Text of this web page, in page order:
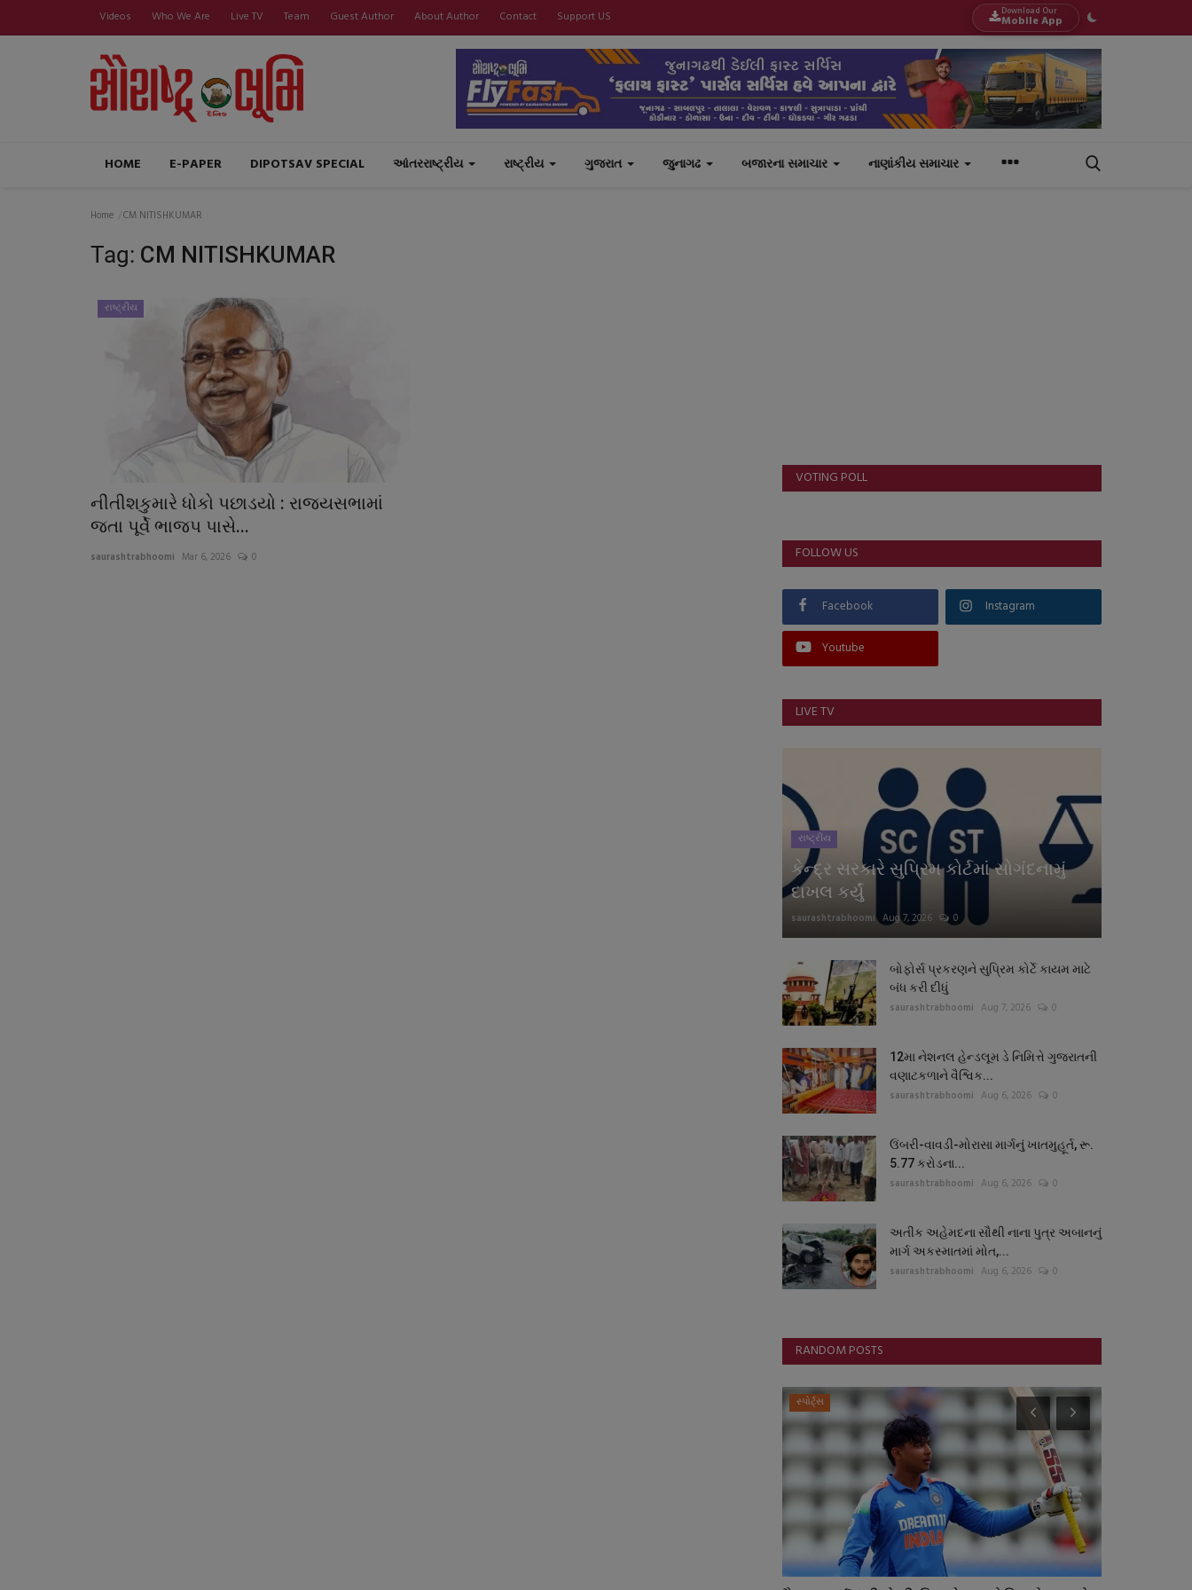
Videos Who We Are Live TV Team Guest Author About Author Contact Support US Download Our
Mobile App
HOME E-PAPER DIPOTSAV SPECIAL આંતરરાષ્ટ્રીય રાષ્ટ્રીય ગુજરાત જુનાગઢ બજારના સમાચાર નાણાંકીય સમાચાર
Home CM NITISHKUMAR
Tag: CM NITISHKUMAR
રાષ્ટ્રીય
નીતીશકુમારે ધોકો પછાડયો : રાજયસભામાં
જતા પૂર્વે ભાજપ પાસે...
saurashtrabhoomi Mar 6, 2026 0
VOTING POLL
FOLLOW US
Facebook Instagram
Youtube
LIVE TV
રાષ્ટ્રીય
કેન્દ્ર સરકારે સુપ્રિમ કોર્ટમાં સોગંદનામું
દાખલ કર્યું
saurashtrabhoomi Aug 7, 2026 0
બોફોર્સ પ્રકરણને સુપ્રિમ કોર્ટે કાયમ માટે
બંધ કરી દીધું
saurashtrabhoomi Aug 7, 2026 0
12મા નેશનલ હેન્ડલૂમ ડે નિમિત્તે ગુજરાતની
વણાટકળાને વૈશ્વિક...
saurashtrabhoomi Aug 6, 2026 0
ઉંબરી-વાવડી-મોરાસા માર્ગનું ખાતમુહૂર્ત, રૂ.
5.77 કરોડના...
saurashtrabhoomi Aug 6, 2026 0
અતીક અહેમદના સૌથી નાના પુત્ર અબાનનું
માર્ગ અકસ્માતમાં મોત,...
saurashtrabhoomi Aug 6, 2026 0
RANDOM POSTS
સ્પોર્ટ્સ